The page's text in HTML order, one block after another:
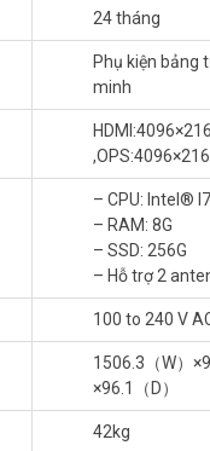
24 tháng
Phụ kiện bảng
minh
– CPU: Intel®
– RAM: 8G
– SSD: 256G
– Hỗ trợ 2
100 to 240 V
1506.3（W）
×96.1（D）
42kg